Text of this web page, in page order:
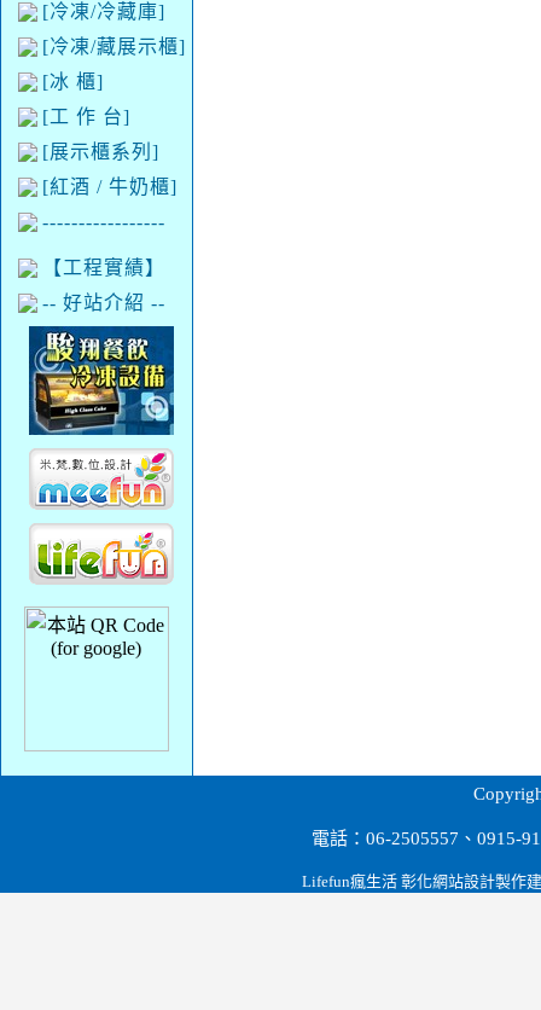
[冷凍/冷藏庫]
[冷凍/藏展示櫃]
[冰 櫃]
[工 作 台]
[展示櫃系列]
[紅酒 / 牛奶櫃]
-----------------
【工程實績】
-- 好站介紹 --
電話：06-2505557、0915-
Lifefun瘋生活 彰化網站設計製作